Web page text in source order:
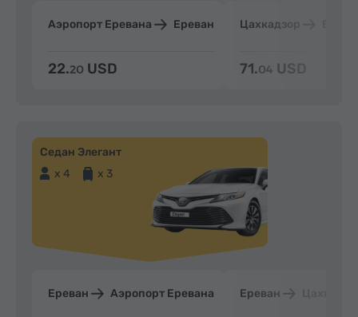
Аэропорт Еревана Ереван
22.20 USD
Цахкадзор
71.04 USD
Седан Элегант
x 4
x 3
Ереван Аэропорт Еревана Ереван